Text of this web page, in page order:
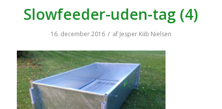
Slowfeeder-uden-tag (4)
16. december 2016 / af Jesper Kiib Nielsen